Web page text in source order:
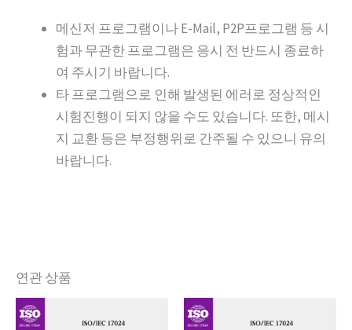
메신저 프로그램이나 E-Mail, P2P프로그램 등 시
험과 무관한 프로그램은 응시 전 반드시 종료하
여 주시기 바랍니다.
타 프로그램으로 인해 발생된 에러로 정상적인
시험진행이 되지 않을 수도 있습니다. 또한, 메시
지 교환 등은 부정행위로 간주될 수 있으니 유의
바랍니다.
연관 상품